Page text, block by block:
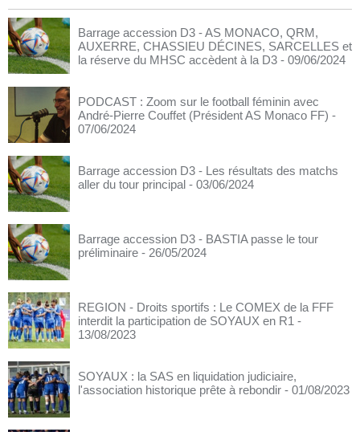
Barrage accession D3 - AS MONACO, QRM,
AUXERRE, CHASSIEU DÉCINES, SARCELLES et
la réserve du MHSC accèdent à la D3 - 09/06/2024
PODCAST : Zoom sur le football féminin avec
André-Pierre Couffet (Président AS Monaco FF) -
07/06/2024
Barrage accession D3 - Les résultats des matchs
aller du tour principal - 03/06/2024
Barrage accession D3 - BASTIA passe le tour
préliminaire - 26/05/2024
REGION - Droits sportifs : Le COMEX de la FFF
interdit la participation de SOYAUX en R1 -
13/08/2023
SOYAUX : la SAS en liquidation judiciaire,
l'association historique prête à rebondir - 01/08/2023